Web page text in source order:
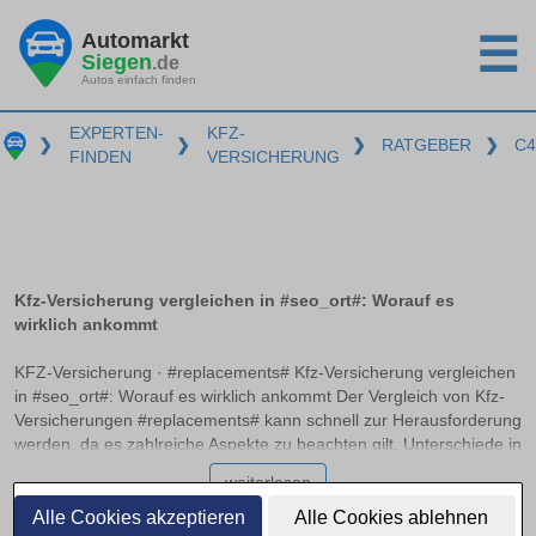
Alle Cookies akzeptieren Alle Cookies ablehnen
Automarkt
Siegen.de
Autos einfach finden ☰
❯
EXPERTEN-
FINDEN
❯
KFZ-
VERSICHERUNG
❯ RATGEBER ❯
Kfz-Versicherung vergleichen in #seo_ort#: Worauf es
wirklich ankommt
KFZ-Versicherung · #replacements# Kfz-Versicherung vergleichen
in #seo_ort#: Worauf es wirklich ankommt Der Vergleich von Kfz-
Versicherungen #replacements# kann schnell zur Herausforderung
werden, da es zahlreiche Aspekte zu beachten gilt. Unterschiede in
Haftpflicht, Teilkasko und Vollkasko, empfohlene
Deckungssummen sowie die Bedeutung von Typ- und
Regionalklassen spielen eine entscheidende Rolle. Dieser Artikel
weiterlesen